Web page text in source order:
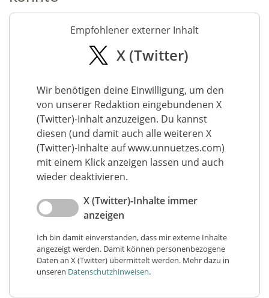
Empfohlener externer Inhalt
X (Twitter)
Wir benötigen deine Einwilligung, um den
von unserer Redaktion eingebundenen X
(Twitter)-Inhalt anzuzeigen. Du kannst
diesen (und damit auch alle weiteren X
(Twitter)-Inhalte auf www.unnuetzes.com)
mit einem Klick anzeigen lassen und auch
wieder deaktivieren.
X (Twitter)-Inhalte immer
anzeigen
Ich bin damit einverstanden, dass mir externe Inhalte
angezeigt werden. Damit können personenbezogene
Daten an X (Twitter) übermittelt werden. Mehr dazu in
unseren Datenschutzhinweisen.